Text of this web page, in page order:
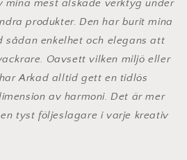
mina mest älskade verktyg under
produkter. Den har burit mina
sådan enkelhet och elegans att
Oavsett vilken miljö eller
Arkad alltid gett en tidlös
av harmoni. Det är mer
tyst följeslagare i varje kreativ